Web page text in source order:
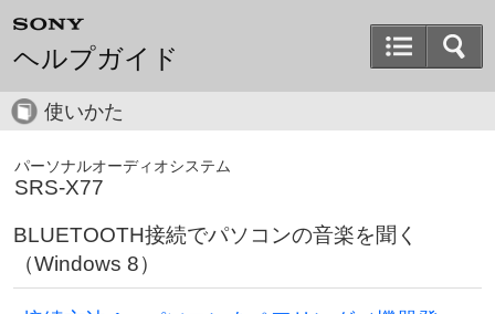
ヘルプガイド
使いかた
パーソナルオーディオシステム
SRS-X77
BLUETOOTH接続でパソコンの音楽を聞く
（Windows 8）